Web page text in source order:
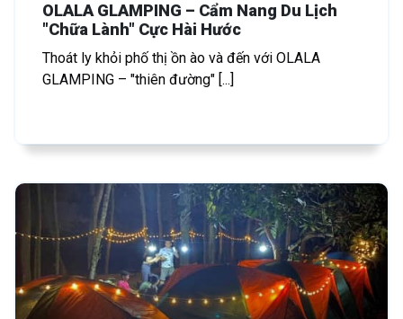
OLALA GLAMPING – Cẩm Nang Du Lịch
"Chữa Lành" Cực Hài Hước
Thoát ly khỏi phố thị ồn ào và đến với OLALA
GLAMPING – "thiên đường" [...]